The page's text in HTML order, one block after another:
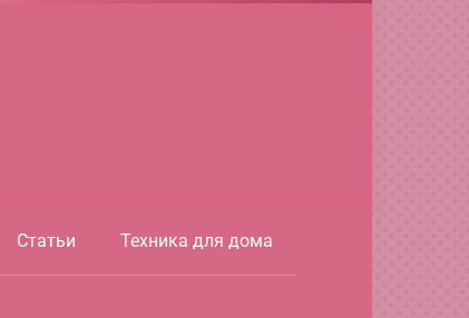
Статьи Техника для дома